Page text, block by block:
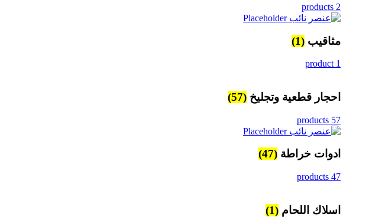
2 products
مثاقيب (1)
1 product
احجار قطعية وتجليخ (57)
57 products
ادوات خراطة (47)
47 products
اسلاك اللحام (1)